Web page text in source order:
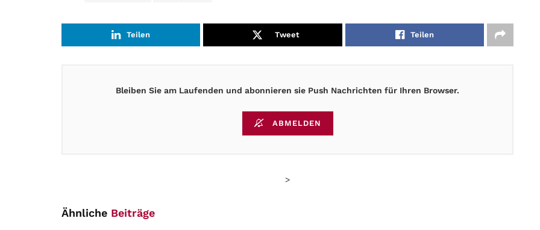
Teilen Tweet Teilen
Bleiben Sie am Laufenden und abonnieren sie Push Nachrichten für Ihren Browser.
ABMELDEN
>
Ähnliche Beiträge